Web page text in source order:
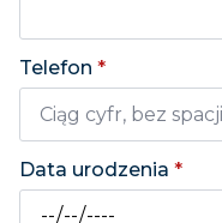
Telefon *
Data urodzenia *